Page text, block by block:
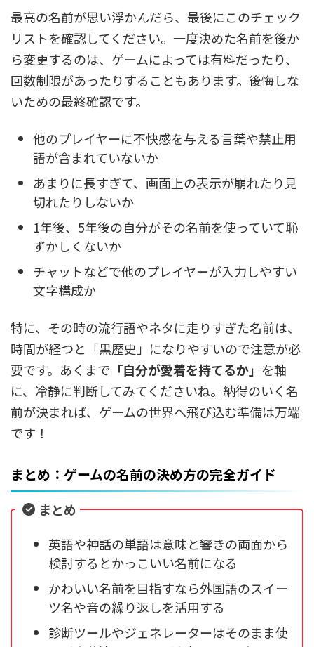
最高の名前が思い浮かんだら、最後にこのチェック
リストを確認してください。一度決めた名前を後か
ら変更するのは、ゲームによっては有料だったり、
回数制限があったりすることもあります。後悔しな
いための最終確認です。
他のプレイヤーに不快感を与える言葉や禁止用
語が含まれていないか
あまりに長すぎて、画面上の表示が崩れたり見
切れたりしないか
1年後、5年後の自分がその名前を使っていて恥
ずかしくないか
チャットなどで他のプレイヤーが入力しやすい
文字構成か
特に、その時の流行語やネタに走りすぎた名前は、
時間が経つと「黒歴史」になりやすいので注意が必
要です。あくまで 「自分が愛着を持てるか」 を軸
に、冷静に判断してみてくださいね。納得のいく名
前が決まれば、ゲームの世界へ飛び込む準備は万端
です！
まとめ：ゲームの名前の決め方の完全ガイド
まとめ
英語や神話の単語は意味と響きの両面から
検討するとかっこいい名前になる
かわいい名前を目指すなら外国語のスイー
ツ名や音の繰り返しを活用する
診断ツールやジェネレーターはそのまま使